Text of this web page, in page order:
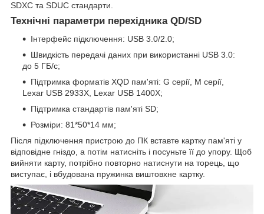
SDXC та SDUC стандарти.
Технічні параметри перехідника QD/SD
Інтерфейс підключення: USB 3.0/2.0;
Швидкість передачі даних при використанні USB 3.0:
до 5 ГБ/с;
Підтримка форматів XQD пам'яті: G серії, M серії,
Lexar USB 2933X, Lexar USB 1400X;
Підтримка стандартів пам'яті SD;
Розміри: 81*50*14 мм;
Після підключення пристрою до ПК вставте картку пам'яті у
відповідне гніздо, а потім натисніть і посуньте її до упору. Щоб
вийняти карту, потрібно повторно натиснути на торець, що
виступає, і вбудована пружинка виштовхне картку.